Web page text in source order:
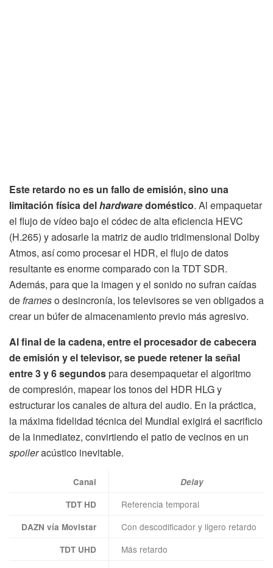
Este retardo no es un fallo de emisión, sino una
limitación física delhardwaredoméstico. Al empaquetar
el flujo de vídeo bajo el códec de alta eficiencia HEVC
(H.265) y adosarle la matriz de audio tridimensional Dolby
Atmos, así como procesar el HDR, el flujo de datos
resultante es enorme comparado con la TDT SDR.
Además, para que la imagen y el sonido no sufran caídas
deframeso desincronía, los televisores se ven obligados a
crear un búfer de almacenamiento previo más agresivo.
Al final de la cadena, entre el procesador de cabecera
de emisión y el televisor, se puede retener la señal
entre 3 y 6 segundospara desempaquetar el algoritmo
de compresión, mapear los tonos del HDR HLG y
estructurar los canales de altura del audio. En la práctica,
la máxima fidelidad técnica del Mundial exigirá el sacrificio
de la inmediatez, convirtiendo el patio de vecinos en un
spoileracústico inevitable.
Canal
Delay
TDT HD
Referencia temporal
DAZN vía Movistar Con descodificador y ligero retardo
TDT UHD Más retardo